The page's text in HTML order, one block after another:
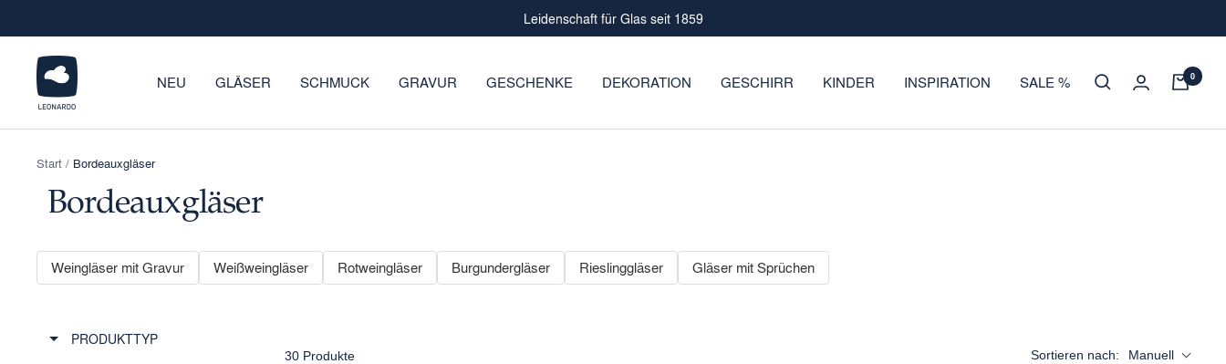
zum
Leidenschaft für Glas seit 1859
NEU GLÄSER SCHMUCK GRAVUR GESCHENKE DEKORATION GESCHIRR KINDER INSPIRATION SALE %
LEONARDO
Onlineshop
0
Start Bordeauxgläser
Bordeauxgläser
Weingläser mit Gravur Weißweingläser Rotweingläser Burgundergläser Rieslinggläser Gläser mit Sprüchen
PRODUKTTYP
30 Produkte Sortieren nach: Manuell